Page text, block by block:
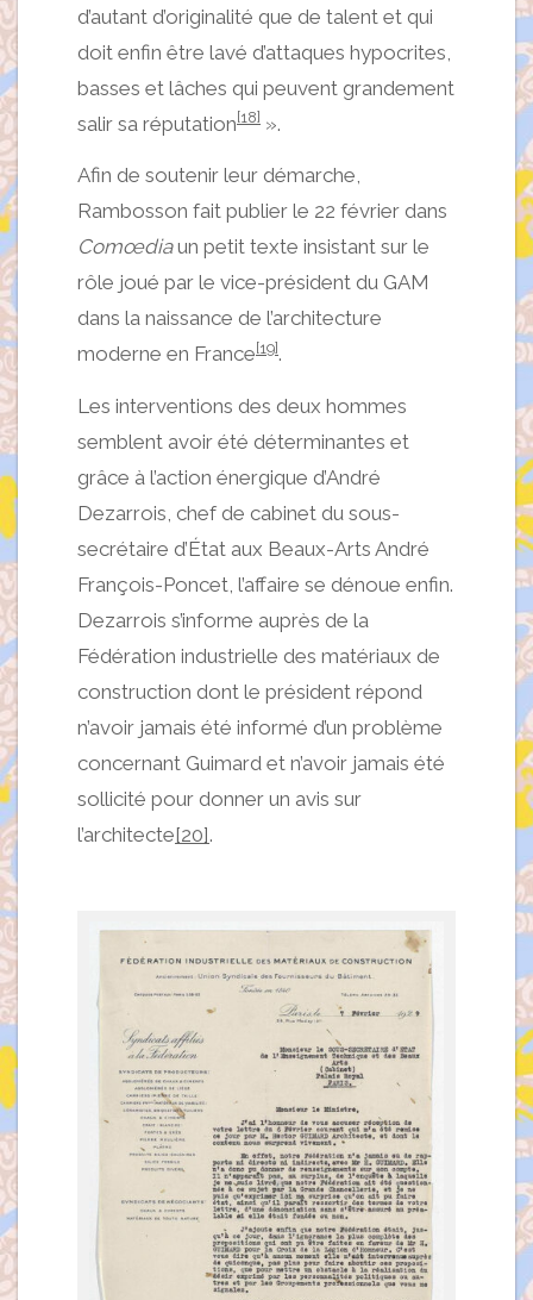
d’autant d’originalité que de talent et qui
doit enfin être lavé d’attaques hypocrites,
basses et lâches qui peuvent grandement
salir sa réputation [18] ».
Afin de soutenir leur démarche,
Rambosson fait publier le 22 février dans
Comœdiaun petit texte insistant sur le
rôle joué par le vice-président du GAM
dans la naissance de l’architecture
moderne en France [19].
Les interventions des deux hommes
semblent avoir été déterminantes et
grâce à l’action énergique d’André
Dezarrois, chef de cabinet du sous-
secrétaire d’État aux Beaux-Arts André
François-Poncet, l’affaire se dénoue enfin.
Dezarrois s’informe auprès de la
Fédération industrielle des matériaux de
construction dont le président répond
n’avoir jamais été informé d’un problème
concernant Guimard et n’avoir jamais été
sollicité pour donner un avis sur
l’architecte[20].